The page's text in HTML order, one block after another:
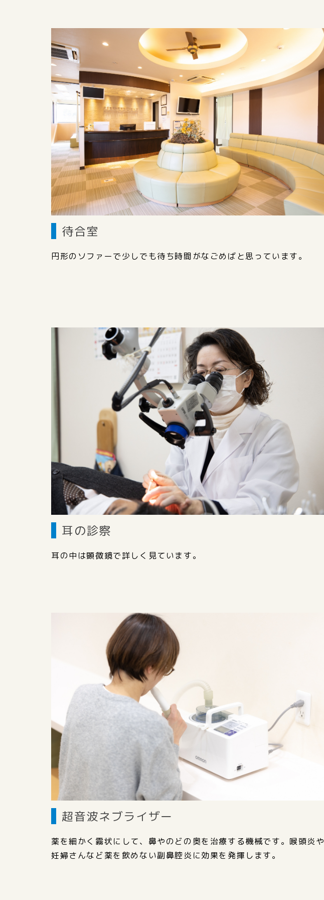
待合室
円形のソファーで少しでも待ち時間がなごめばと思っています。
耳の診察
耳の中は顕微鏡で詳しく見ています。
超音波ネブライザー
薬を細かく霧状にして、鼻やのどの奥を治療する機械です。喉頭炎や
妊婦さんなど薬を飲めない副鼻腔炎に効果を発揮します。